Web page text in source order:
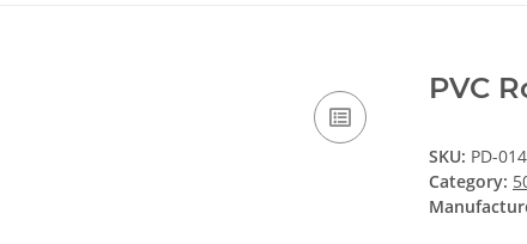
PVC
SKU: PD-
Category: